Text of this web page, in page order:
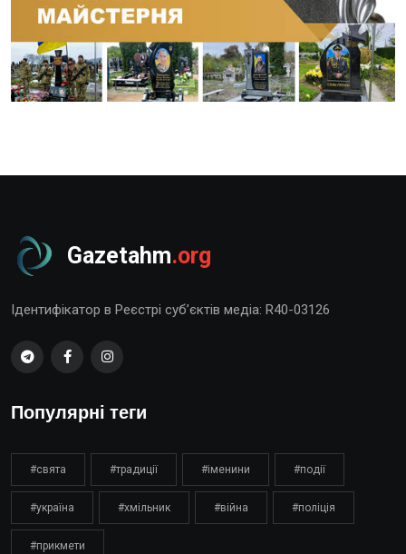
Gazetahm.org
Ідентифікатор в Реєстрі суб’єктів медіа: R40-03126
Популярні теги
#свята #традиції #іменини #події
#україна #хмільник #війна #поліція
#прикмети